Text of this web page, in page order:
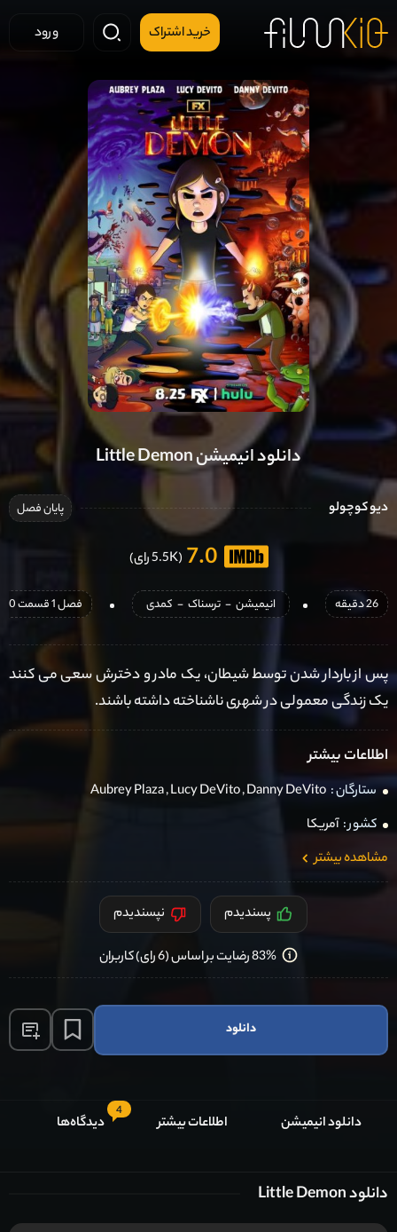
خرید اشتراک ورود
دانلود انیمیشن Little Demon
دیو کوچولو پایان فصل
7.0 (5.5K رای)
26 دقیقه انیمیشن - ترسناک - کمدی فصل 1 قسمت 10 آخر اضافه شد
پس از باردار شدن توسط شیطان، یک مادر و دخترش سعی می کنند
یک زندگی معمولی در شهری ناشناخته داشته باشند.
اطلاعات بیشتر
ستارگان : Aubrey Plaza,Lucy DeVito,Danny DeVito
کشور : آمریکا
مشاهده بیشتر
پسندیدم نپسندیدم
83% رضایت بر اساس (6 رای) کاربران
دانلود
دانلود انیمیشن اطلاعات بیشتر
4
دیدگاه‌ها
دانلود Little Demon